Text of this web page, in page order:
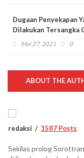
Dugaan Penyekapan
Dilakukan Tersangka
Berkasnya
Mei 27, 2021 0
ABOUT THE
redaksi 1587 Posts
Sekilas prolog